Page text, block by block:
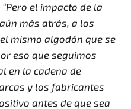
“Pero el impacto de la
más atrás, a los
mismo algodón que se
eso que seguimos
en la cadena de
y los fabricantes
antes de que sea